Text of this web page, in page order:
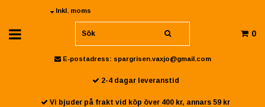
Inkl. moms
0
E-postadress: spargrisen.vaxjo@gmail.com
2-4 dagar leveranstid
Vi bjuder på frakt vid köp över 400 kr, annars 59 kr